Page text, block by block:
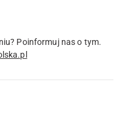
Poinformuj nas o tym.